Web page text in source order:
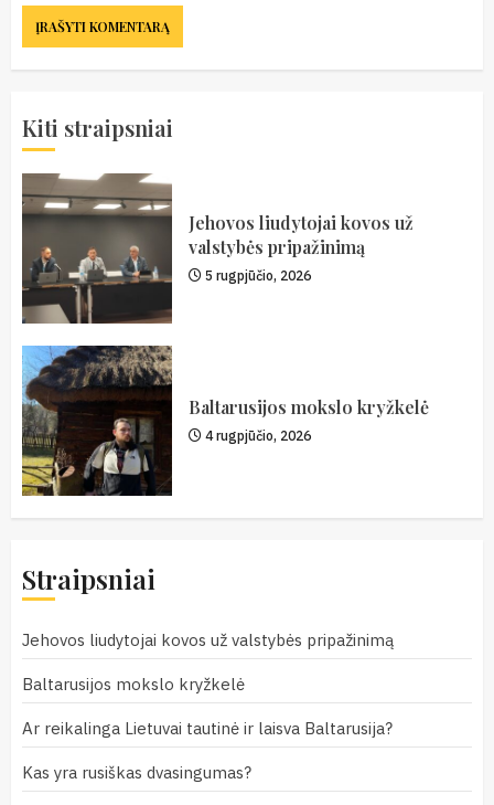
Kiti straipsniai
Jehovos liudytojai kovos už
valstybės pripažinimą
5 rugpjūčio, 2026
Baltarusijos mokslo kryžkelė
4 rugpjūčio, 2026
Straipsniai
Jehovos liudytojai kovos už valstybės pripažinimą
Baltarusijos mokslo kryžkelė
Ar reikalinga Lietuvai tautinė ir laisva Baltarusija?
Kas yra rusiškas dvasingumas?